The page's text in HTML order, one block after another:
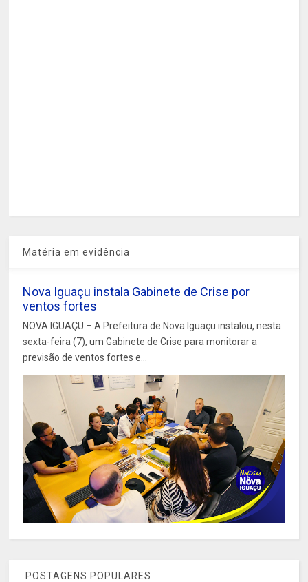
Matéria em evidência
Nova Iguaçu instala Gabinete de Crise por
ventos fortes
NOVA IGUAÇU – A Prefeitura de Nova Iguaçu instalou, nesta
sexta-feira (7), um Gabinete de Crise para monitorar a
previsão de ventos fortes e...
POSTAGENS POPULARES